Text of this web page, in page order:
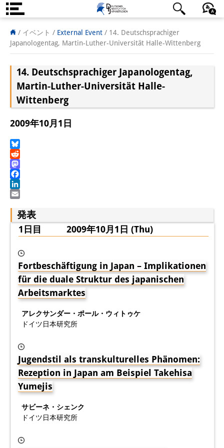
DIJ案内
研究所の概要
チーム
執行部
リサーチ・チーム
奨学生
研修生
研究活動
研究活動の概要
研究クラスター
日本におけるサステナビリティ
デジタル・トランスフォーメー
ション
研究クラスター
トランスリージョナル・ジャパ
日本語 English Deutsch
/ イベント / External Event / 14. Deutschsprachiger
Japanologentag, Martin-Luther-Universität Halle-Wittenberg
14. Deutschsprachiger Japanologentag,
Martin-Luther-Universität Halle-
Wittenberg
2009年10月1日
Bluesky
Reddit
Mastodon
Facebook
LinkedIn
発表
1日目 2009年10月1日 (Thu)
Fortbeschäftigung in Japan – Implikationen
für die duale Struktur des japanischen
Arbeitsmarktes
アレクサンダー・ポール・ウィトゥケ
ドイツ日本研究所
Jugendstil als transkulturelles Phänomen:
Rezeption in Japan am Beispiel Takehisa
Yumejis
サビーネ・シェンク
ドイツ日本研究所